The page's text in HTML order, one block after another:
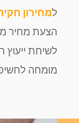
למחירון
הצעת מחיר
לשיחת ייעוץ
מומחה